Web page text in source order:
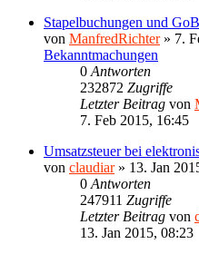
Stapelbuchungen und
von ManfredRichter» 7.
Bekanntmachungen
0 Antworten
232872 Zugriffe
Letzter Beitrag von
7. Feb 2015, 16:45
Umsatzsteuer bei
von claudiar» 13. Jan
0 Antworten
247911 Zugriffe
Letzter Beitrag von
13. Jan 2015, 08:23